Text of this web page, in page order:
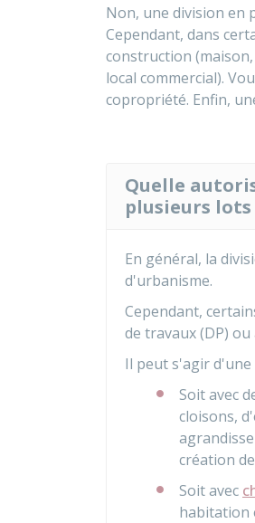
Non, une division en
Cependant, dans
construction
local commercial).
copropriété. Enfin,
Quelle
plusieurs lots
En général, la
d'urbanisme.
Cependant,
de travaux (DP)
Il peut s'agir d'une
Soit avec
cloisons,
création
Soit avec
habitation